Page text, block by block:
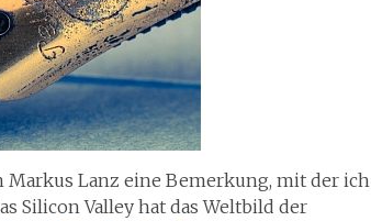
Markus Lanz eine Bemerkung, mit der ich
Silicon Valley hat das Weltbild der